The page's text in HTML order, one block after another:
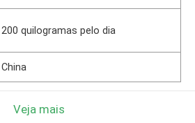
200 quilogramas pelo dia
China
Veja mais